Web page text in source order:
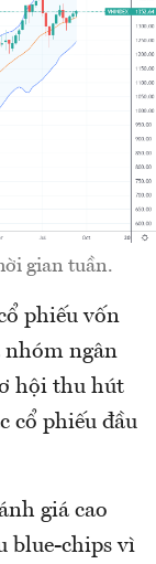
gian tuần.
phiếu vốn
nhóm ngân
hội thu hút
cổ phiếu đầu
giá cao
blue-chips vì